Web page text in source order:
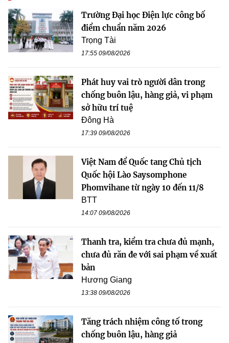
Trường Đại học Điện lực công bố
điểm chuẩn năm 2026
Trọng Tài
17:55 09/08/2026
Phát huy vai trò người dân trong
chống buôn lậu, hàng giả, vi phạm
sở hữu trí tuệ
Đông Hà
17:39 09/08/2026
Việt Nam để Quốc tang Chủ tịch
Quốc hội Lào Saysomphone
Phomvihane từ ngày 10 đến 11/8
BTT
14:07 09/08/2026
Thanh tra, kiểm tra chưa đủ mạnh,
chưa đủ răn đe với sai phạm về xuất
bản
Hương Giang
13:38 09/08/2026
Tăng trách nhiệm công tố trong
chống buôn lậu, hàng giả